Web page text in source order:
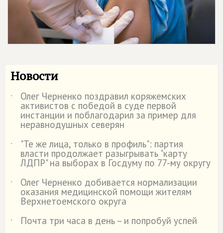
Новости
˙ Олег Черненко поздравил коряжемских
активистов с победой в суде первой
инстанции и поблагодарил за пример для
неравнодушных северян
˙
"Те же лица, только в профиль": партия
власти продолжает разыгрывать "карту
ЛДПР" на выборах в Госдуму по 77-му округу
˙
Олег Черненко добивается нормализации
оказания медицинской помощи жителям
Верхнетоемского округа
˙
Почта три часа в день – и попробуй успей